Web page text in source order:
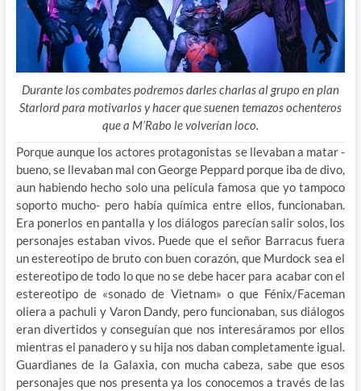
Durante los combates podremos darles charlas al grupo en plan
Starlord para motivarlos y hacer que suenen temazos ochenteros
que a M’Rabo le volverían loco.
Porque aunque los actores protagonistas se llevaban a matar -
bueno, se llevaban mal con George Peppard porque iba de divo,
aun habiendo hecho solo una película famosa que yo tampoco
soporto mucho- pero había química entre ellos, funcionaban.
Era ponerlos en pantalla y los diálogos parecían salir solos, los
personajes estaban vivos. Puede que el señor Barracus fuera
un estereotipo de bruto con buen corazón, que Murdock sea el
estereotipo de todo lo que no se debe hacer para acabar con el
estereotipo de «sonado de Vietnam» o que Fénix/Faceman
oliera a pachuli y Varon Dandy, pero funcionaban, sus diálogos
eran divertidos y conseguían que nos interesáramos por ellos
mientras el panadero y su hija nos daban completamente igual.
Guardianes de la Galaxia, con mucha cabeza, sabe que esos
personajes que nos presenta ya los conocemos a través de las